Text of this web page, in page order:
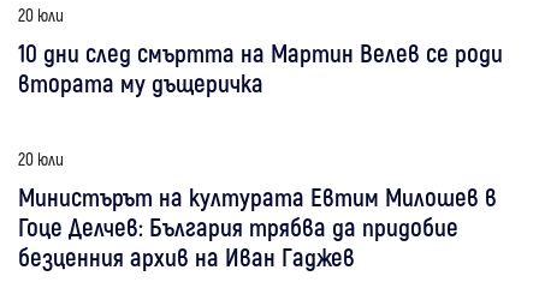
20 юли
10 дни след смъртта на Мартин Велев се роди
втората му дъщеричка
20 юли
Министърът на културата Евтим Милошев в
Гоце Делчев: България трябва да придобие
безценния архив на Иван Гаджев